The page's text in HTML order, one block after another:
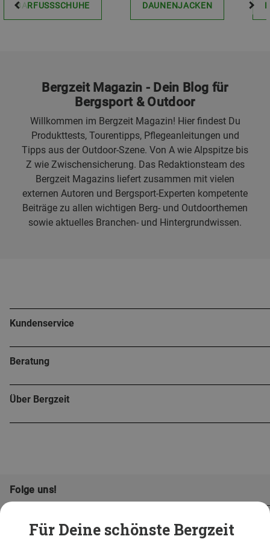
Für Deine schönste Bergzeit
BARFUSSSCHUHE DAUNENJACKEN
Bergzeit Magazin - Dein Blog für
Bergsport & Outdoor
Willkommen im Bergzeit Magazin! Hier findest Du
Produkttests, Tourentipps, Pflegeanleitungen und
Tipps aus der Outdoor-Szene. Von A wie Alpspitze bis
Z wie Zwischensicherung. Das Redaktionsteam des
Bergzeit Magazins liefert zusammen mit vielen
externen Autoren und Bergsport-Experten kompetente
Beiträge zu allen wichtigen Berg- und Outdoorthemen
sowie aktuelles Branchen- und Hintergrundwissen.
Kundenservice
Beratung
Über Bergzeit
Folge uns!